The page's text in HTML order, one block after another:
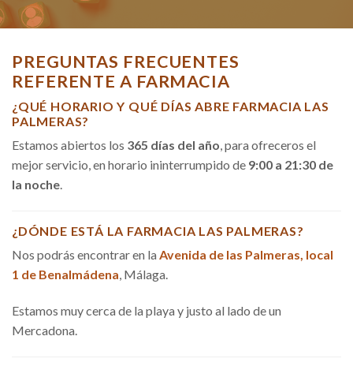
PREGUNTAS FRECUENTES
REFERENTE A FARMACIA
¿QUÉ HORARIO Y QUÉ DÍAS ABRE FARMACIA LAS
PALMERAS?
Estamos abiertos los 365 días del año, para ofreceros el
mejor servicio, en horario ininterrumpido de 9:00 a 21:30 de
la noche.
¿DÓNDE ESTÁ LA FARMACIA LAS PALMERAS?
Nos podrás encontrar en la Avenida de las Palmeras, local
1 de Benalmádena, Málaga.
Estamos muy cerca de la playa y justo al lado de un
Mercadona.